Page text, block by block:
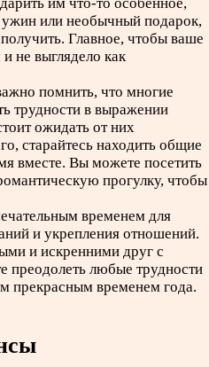
или необычный подарок,
Главное, чтобы ваше
не выглядело как
помнить, что многие
трудности в выражении
ожидать от них
старайтесь находить общие
вместе. Вы можете посетить
прогулку, чтобы
временем для
и укрепления отношений.
и искренними друг с
преодолеть любые трудности
прекрасным временем года.